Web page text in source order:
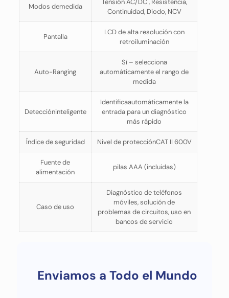
Modos demedida
Tensión AC/DC , Resistencia,
Continuidad, Diodo, NCV
Pantalla
LCD de alta resolución con
retroiluminación
Auto-Ranging
Sí – selecciona
automáticamente el rango de
medida
Deteccióninteligente
Identificaautomáticamente la
entrada para un diagnóstico
más rápido
Índice de seguridad Nivel de protecciónCAT II 600V
Fuente de
alimentación
pilas AAA (incluidas)
Caso de uso
Diagnóstico de teléfonos
móviles, solución de
problemas de circuitos, uso en
bancos de servicio
Enviamos a Todo el Mundo